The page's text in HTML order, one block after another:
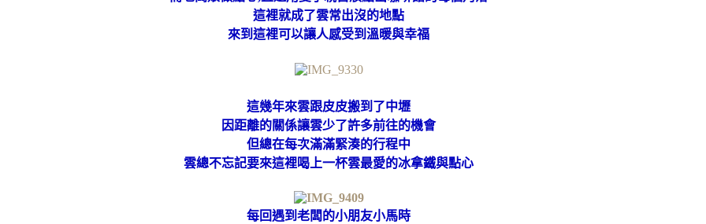
這裡就成了雲常出沒的地點
來到這裡可以讓人感受到溫暖與幸福
這幾年來雲跟皮皮搬到了中壢
因距離的關係讓雲少了許多前往的機會
但總在每次滿滿緊湊的行程中
雲總不忘記要來這裡喝上一杯雲最愛的冰拿鐵與點心
每回遇到老闆的小朋友小馬時